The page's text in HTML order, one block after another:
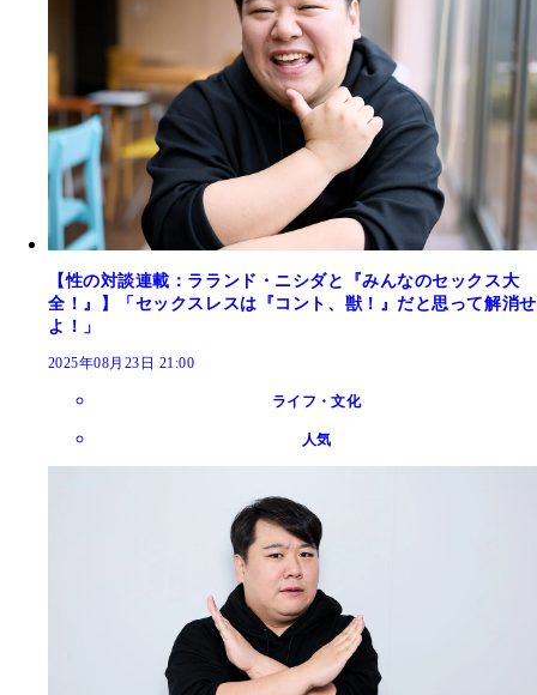
【性の対談連載：ラランド・ニシダと『みんなのセックス大
全！』】「セックスレスは『コント、獣！』だと思って解消せ
よ！」
2025年08月23日 21:00
ライフ・文化
人気